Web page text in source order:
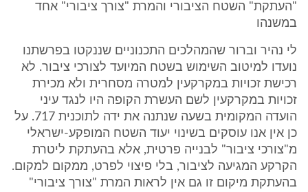
"העתקת" השטח הציבורי והמרת "צורך ציבורי" אחד
במשנהו
לי נהיר וברור שהמהלכים התכנוניים שננקטו בפרשתנו
נועדו למיטוב השימוש בשטח המיועד לצורכי ציבור. לא
רכישת זכויות במקרקעין למטרה מסחרית ולא מכירת
זכויות במקרקעין לשם העשרת הקופה היו לנגד עיני
הועדה המקומית בשעה שנתנה את ידה לתוכנית 717. על
כן אין אנו עוסקים בשינוי יעוד השטח המופקע-ישראלי
מ"צורכי ציבור" לבנייה פרטית, אלא בהעתקת ליטרת
הקרקע המגיעה לציבור, בלי פיצוי לפרט, ממקום למקום.
בהעתקת מיקום זו גם אין לראות המרת "צורך ציבורי"